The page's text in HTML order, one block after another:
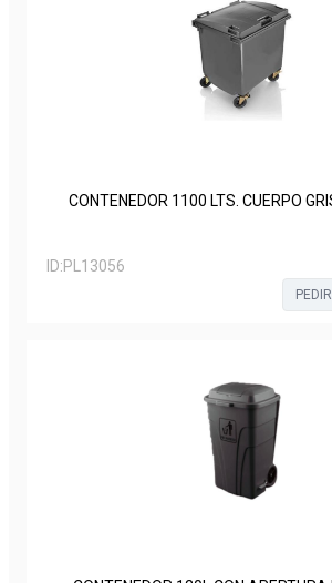
CONTENEDOR 1100 LTS. CUERPO
ID:PL13056